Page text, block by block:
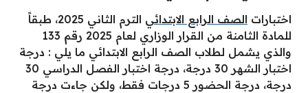
اختبارات الصف الرابع الابتدائي
الترم الثاني 2025، طبقاً
للمادة الثامنة من القرار الوزاري لعام 2025 رقم 133
والذي يشمل لطلاب الصف الرابع الابتدائي ما يلي : درجة
اختبار الشهر 30 درجة، درجة اختبار الفصل الدراسي 30
درجة، درجة الحضور 5 درجات فقط، ولكن جاءت درجة